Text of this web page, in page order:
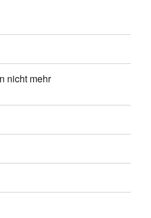
nicht mehr